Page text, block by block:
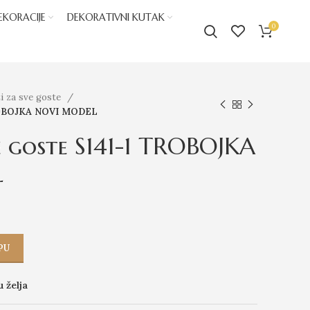
DEKORATIVNI KUTAK
0
za sve goste
NOVI MODEL
S141-1 TROBOJKA
želja